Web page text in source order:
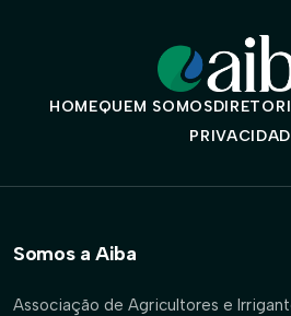
HOMEQUEM SOMOS
Somos a Aiba
Associação de Agricultores e